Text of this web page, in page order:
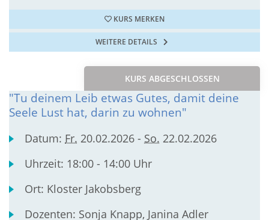
KURS MERKEN
WEITERE DETAILS
KURS ABGESCHLOSSEN
"Tu deinem Leib etwas Gutes, damit deine
Seele Lust hat, darin zu wohnen"
Datum: Fr. 20.02.2026 - So. 22.02.2026
Uhrzeit: 18:00 - 14:00 Uhr
Ort: Kloster Jakobsberg
Dozenten: Sonja Knapp, Janina Adler